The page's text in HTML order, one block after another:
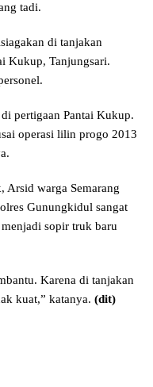
tadi.
di tanjakan
Kukup, Tanjungsari.
pertigaan Pantai Kukup.
operasi lilin progo 2013
Arsid warga Semarang
Gunungkidul sangat
sopir truk baru
Karena di tanjakan
kuat,” katanya. (dit)